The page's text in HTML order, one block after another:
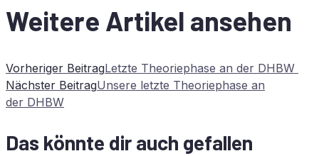
Weitere Artikel ansehen
Vorheriger BeitragLetz­te Theo­rie­pha­se an der DHBW
Nächster BeitragUn­se­re letz­te Theo­rie­pha­se an
der DHBW
Das könnte dir auch gefallen